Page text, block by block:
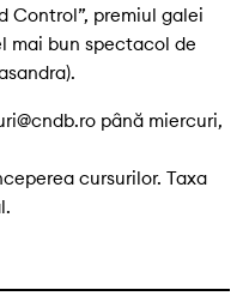
Control”, premiul galei
mai bun spectacol de
până miercuri,
cursurilor. Taxa